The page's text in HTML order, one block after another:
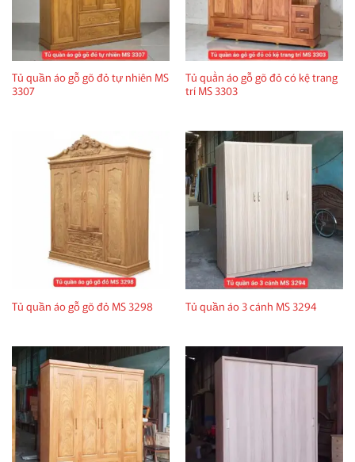
Tủ quần áo gỗ gõ đỏ tự nhiên MS
3307
Tủ quần áo gỗ gõ đỏ có kệ trang
trí MS 3303
Tủ quần áo gỗ gõ đỏ MS 3298 Tủ quần áo 3 cánh MS 3294